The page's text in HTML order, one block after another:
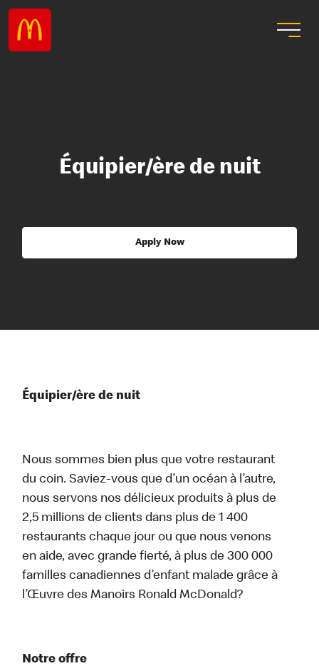
Équipier/ère de nuit
Apply Now
Équipier/ère de nuit
Nous sommes bien plus que votre restaurant
du coin. Saviez-vous que d’un océan à l’autre,
nous servons nos délicieux produits à plus de
2,5 millions de clients dans plus de 1 400
restaurants chaque jour ou que nous venons
en aide, avec grande fierté, à plus de 300 000
familles canadiennes d’enfant malade grâce à
l’Œuvre des Manoirs Ronald McDonald?
Notre offre